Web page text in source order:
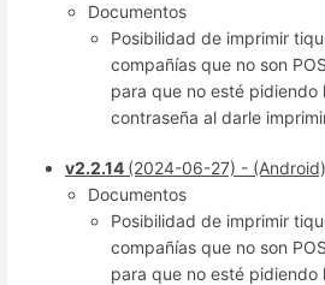
Documentos
Posibilidad de imprimir
compañías que no son
para que no esté pidiendo
contraseña al darle
v2.2.14 (2024-06-27) -
Documentos
Posibilidad de imprimir
compañías que no son
para que no esté pidiendo